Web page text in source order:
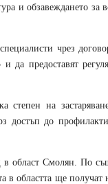
и обзавеждането за
чрез
да предоставят
степен на
достъп до
в област Смолян. По
в областта ще получат